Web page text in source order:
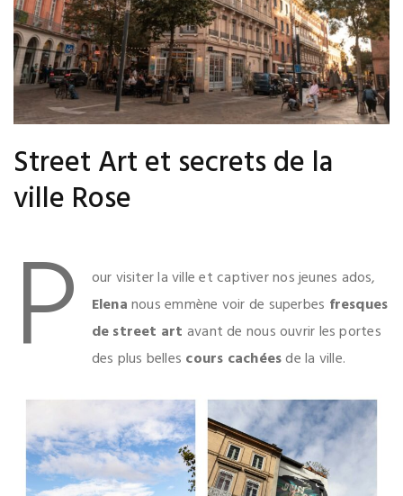
Street Art et secrets de la
ville Rose
P
our visiter la ville et captiver nos jeunes ados,
Elenanous emmène voir de superbes fresques
de street art avant de nous ouvrir les portes
des plus belles cours cachéesde la ville.